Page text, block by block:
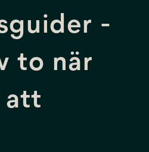
-
to när
att